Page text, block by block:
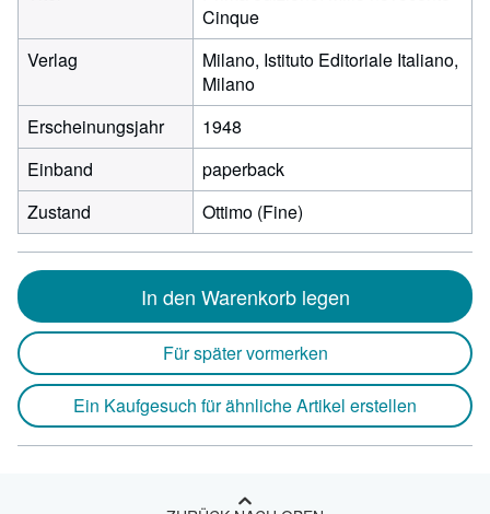
Cinque
Verlag
Milano, Istituto Editoriale Italiano,
Milano
Erscheinungsjahr
1948
Einband
paperback
Zustand
Ottimo (Fine)
In den Warenkorb legen
Für später vormerken
Ein Kaufgesuch für ähnliche Artikel erstellen